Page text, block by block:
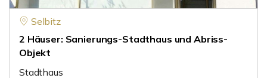
Selbitz
2 Häuser: Sanierungs-Stadthaus und Abriss-
Objekt
Stadthaus